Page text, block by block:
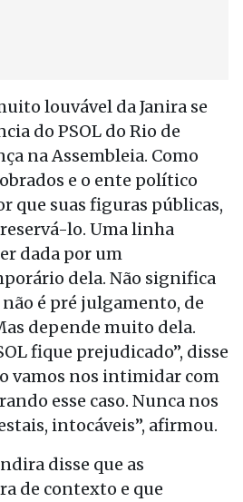
louvável da Janira se
do PSOL do Rio de
na Assembleia. Como
e o ente político
que suas figuras públicas,
lo. Uma linha
dada por um
dela. Não significa
é pré julgamento, de
depende muito dela.
fique prejudicado”, disse
vamos nos intimidar com
esse caso. Nunca nos
intocáveis”, afirmou.
disse que as
de contexto e que